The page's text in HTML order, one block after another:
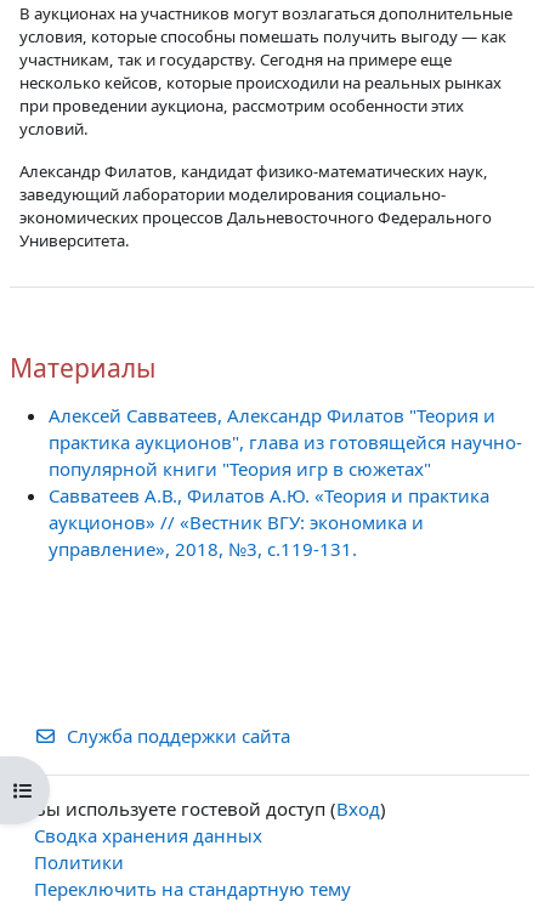
Открыть оглавление курса
В аукционах на участников могут возлагаться дополнительные
условия, которые способны помешать получить выгоду — как
участникам, так и государству. Сегодня на примере еще
несколько кейсов, которые происходили на реальных рынках
при проведении аукциона, рассмотрим особенности этих
условий.
Александр Филатов, кандидат физико-математических наук,
заведующий лаборатории моделирования социально-
экономических процессов Дальневосточного Федерального
Университета.
Материалы
Алексей Савватеев, Александр Филатов "Теория и
практика аукционов", глава из готовящейся научно-
популярной книги "Теория игр в сюжетах"
Савватеев А.В., Филатов А.Ю. «Теория и практика
аукционов» // «Вестник ВГУ: экономика и
управление», 2018, №3, с.119-131.
Служба поддержки сайта
Вы используете гостевой доступ (Вход)
Сводка хранения данных
Политики
Переключить на стандартную тему